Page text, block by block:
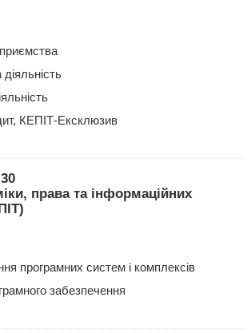
КЕПІТ-Ексклюзив
права та інформаційних
програмних систем і комплексів
забезпечення